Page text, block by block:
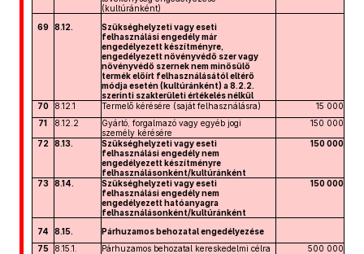
(kultúránként)
69
8.12.
Szükséghelyzeti vagy eseti
felhasználási engedély már
engedélyezett készítményre,
engedélyezett növényvédő szer vagy
növényvédő szernek nem minősülő
termék előírt felhasználásától eltérő
módja esetén (kultúránként) a 8.2.2.
szerinti szakterületi értékelés nélkül
70
8.12.1 Termelő kérésére (saját felhasználásra)
15 000
71
8.12.2
Gyártó, forgalmazó vagy egyéb jogi
személy kérésére
150 000
72 8.13.
Szükséghelyzeti vagy eseti
felhasználási engedély nem
engedélyezett készítményre
felhasználásonként/kultúránként
150 000
73 8.14.
Szükséghelyzeti vagy eseti
felhasználási engedély nem
engedélyezett hatóanyagra
felhasználásonként/kultúránként
150 000
74 8.15.
Párhuzamos behozatal engedélyezése
75
8.15.1. Párhuzamos behozatal kereskedelmi célra
500 000